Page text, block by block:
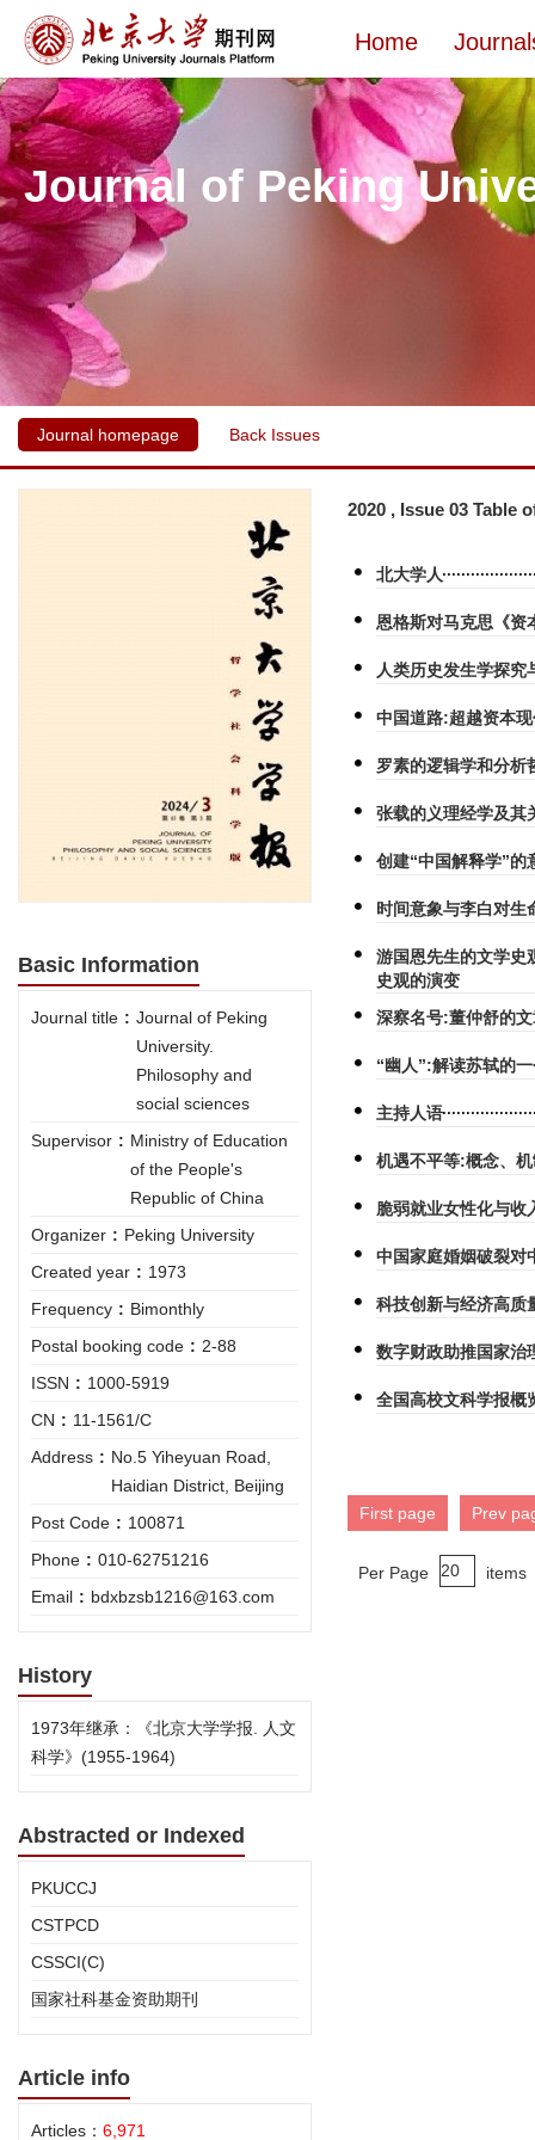
Home
Journal of Peking
Journal homepage Back Issues
Basic Information
Journal title : Journal of Peking
University.
Philosophy and
social sciences
Supervisor : Ministry of Education
of the People's
Republic of China
Organizer : Peking University
Created year : 1973
Frequency : Bimonthly
Postal booking code : 2-88
ISSN : 1000-5919
CN : 11-1561/C
Address : No.5 Yiheyuan Road,
Haidian District, Beijing
Post Code : 100871
Phone : 010-62751216
Email : bdxbzsb1216@163.com
History
1973年继承：《北京大学学报. 人文
科学》(1955-1964)
Abstracted or Indexed
PKUCCJ
CSTPCD
CSSCI(C)
国家社科基金资助期刊
Article info
Articles： 6,971
2020 , Issue 03 Table
北大学人
恩格斯对马克思《资
人类历史发生学探究
中国道路:超越资本
罗素的逻辑学和分
张载的义理经学及其
创建“中国解释学”
时间意象与李白对生
游国恩先生的文学
史观的演变
深察名号:董仲舒的
“幽人”:解读苏轼的
主持人语
机遇不平等:概念、
脆弱就业女性化与收
中国家庭婚姻破裂对
科技创新与经济高质
数字财政助推国家治
全国高校文科学报概
First page Prev
Per Page items